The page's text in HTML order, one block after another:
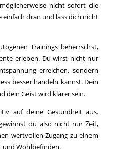
nicht sofort die
einfach dran und lass dich nicht
Trainings beherrschst,
erleben. Du wirst nicht nur
erreichen, sondern
besser händeln kannst. Dein
dein Geist wird klarer sein.
auf deine Gesundheit aus.
du also nicht nur Zeit,
wertvollen Zugang zu einem
und Wohlbefinden.